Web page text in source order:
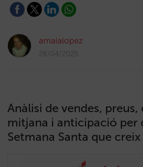
amaialopez
28/04/2025
Anàlisi de vendes, preus,
mitjana i anticipació per
Setmana Santa que creix